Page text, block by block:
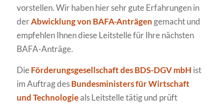
vorstellen. Wir haben hier sehr gute Erfahrungen in
derAbwicklung von BAFA-Anträgen gemacht und
empfehlen Ihnen diese Leitstelle für Ihre nächsten
BAFA-Anträge.
DieFörderungsgesellschaft des BDS-DGV mbH ist
im Auftrag desBundesministers für Wirtschaft
und Technologieals Leitstelle tätig und prüft